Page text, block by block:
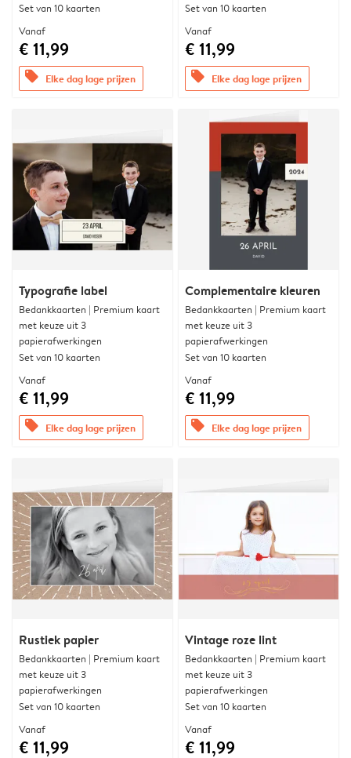
Set van 10 kaarten
Vanaf
€ 11,99
offers Elke dag lage prijzen
Set van 10 kaarten
Vanaf
€ 11,99
offers Elke dag lage prijzen
Typografie label
Bedankkaarten | Premium kaart
met keuze uit 3
papierafwerkingen
Set van 10 kaarten
Vanaf
€ 11,99
offers Elke dag lage prijzen
Complementaire kleuren
Bedankkaarten | Premium kaart
met keuze uit 3
papierafwerkingen
Set van 10 kaarten
Vanaf
€ 11,99
offers Elke dag lage prijzen
Rustiek papier
Bedankkaarten | Premium kaart
met keuze uit 3
papierafwerkingen
Set van 10 kaarten
Vanaf
€ 11,99
Vintage roze lint
Bedankkaarten | Premium kaart
met keuze uit 3
papierafwerkingen
Set van 10 kaarten
Vanaf
€ 11,99